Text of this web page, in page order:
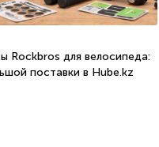
Rockbros для велосипеда:
поставки в Hube.kz